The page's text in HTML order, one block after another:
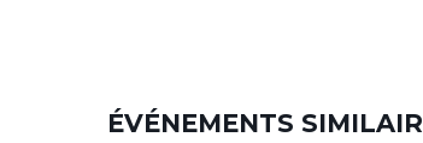
ÉVÉNEMENTS